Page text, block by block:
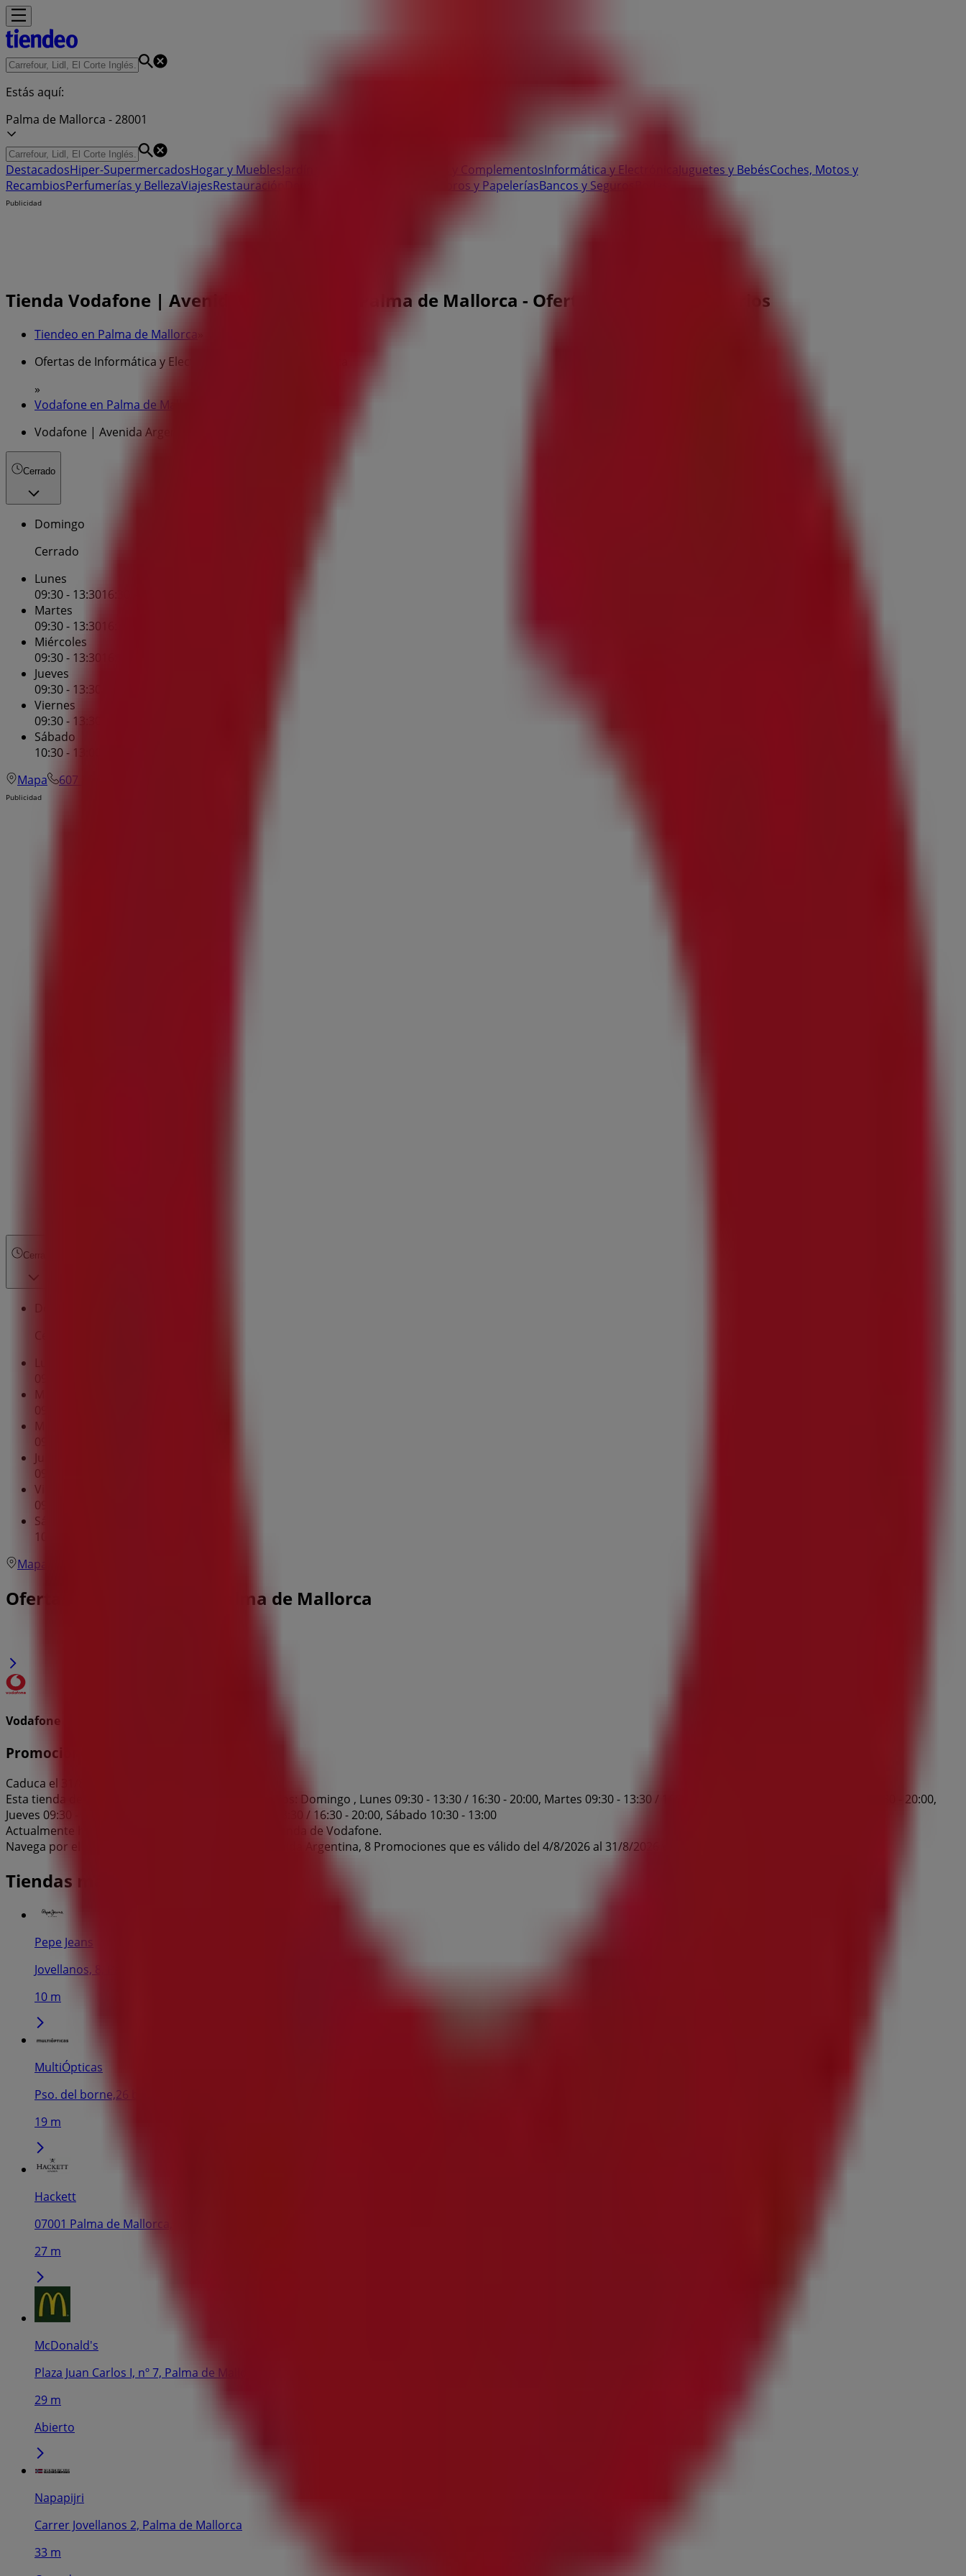
Estás aquí:
Palma de Mallorca - 28001
DestacadosHiper-SupermercadosHogar y MueblesJardín y Bricolaje Ropa, Zapatos y ComplementosInformática y Electrónica Juguetes y BebésCoches, Motos y
RecambiosPerfumerías y BellezaViajesRestauración Libros y PapeleríasBancos y Seguros
Publicidad
Tienda Vodafone | Avenida Argentina, 8, Palma de Mallorca - Ofertas, teléfono y horarios
Tiendeo en Palma de Mallorca
Ofertas de Informática y Electrónica en Palma de Mallorca
»
Vodafone en Palma de Mallorca
Vodafone | Avenida Argentina, 8
Cerrado
Domingo
Cerrado
Lunes
09:30 - 13:3016:30 - 20:00
Martes
09:30 - 13:30
Miércoles
09:30 - 13:30
Jueves
09:30 - 13:30
Viernes
09:30 - 13:30
Sábado
10:30 - 13:00
Mapa
607 10 02 17
Publicidad
Cerrado
09:30 - 13:30
Martes
09:30 - 13:30
Miércoles
09:30 - 13:30
Jueves
09:30 - 13:30
Viernes
09:30 - 13:30
Sábado
10:30 - 13:00
Mapa
Ofertas de Vodafone en Palma de Mallorca
Vodafone
Promociones
Caduca el 31/8
Esta tienda de Vodafone tiene los siguientes horarios: Domingo , Lunes 09:30 - 13:30 / 16:30 - 20:00, Martes 09:30 - 13:30 / 16:30 - 20:00, Miércoles 09:30 - 13:30 / 16:30 - 20:00,
Jueves 09:30 - 13:30 / 16:30 - 20:00, Viernes 09:30 - 13:30 / 16:30 - 20:00, Sábado 10:30 - 13:00
Actualmente hay 1 catálogos disponibles en esta tienda de Vodafone.
Navega por el último catálogo de Vodafone en Avenida Argentina, 8 Promociones que es válido del 4/8/2026 al 31/8/2026 y no pares de ahorrar.
Tiendas más cercanas
Pepe Jeans
Jovellanos, 8, Palma de Mallorca
10 m
MultiÓpticas
Pso. del borne,26 bajo, Palma de Mallorca
19 m
Hackett
07001 Palma de Mallorca, Palma de Mallorca
27 m
McDonald's
Plaza Juan Carlos I, nº 7, Palma de Mallorca
29 m
Abierto
Napapijri
Carrer Jovellanos 2, Palma de Mallorca
33 m